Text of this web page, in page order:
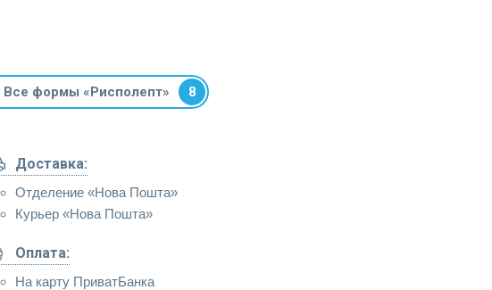
Все формы «Рисполепт» 8
Доставка:
Отделение «Нова Пошта»
Курьер «Нова Пошта»
Оплата:
На карту ПриватБанка